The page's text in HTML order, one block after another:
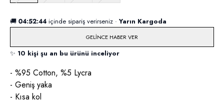
🚚 04:52:44 içinde sipariş verirseniz · Yarın Kargoda
GELINCE HABER VER
✨ 10 kişi şu an bu ürünü inceliyor
- %95 Cotton, %5 Lycra
- Geniş yaka
- Kısa kol